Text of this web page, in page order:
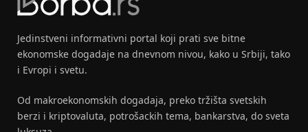
Jedinstveni informativni portal koji prati sve bitne
ekonomske dogadaje na dnevnom nivou, kako u Srbiji, tako
i Evropi i svetu.
Od makroekonomskih dogadaja, preko tržišta svetskih
berzi i kriptovaluta, potrošackih tema, bankarstva, do sveta